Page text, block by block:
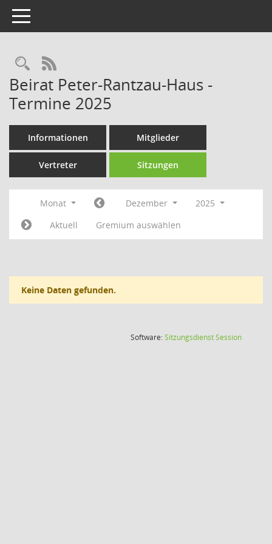
Toggle navigation
Rechercheauswahl
RSS-Feed
Beirat Peter-Rantzau-Haus -
Termine 2025
Informationen Mitglieder
Vertreter Sitzungen
Monat Dezember
2025
Aktuell
Gremium auswählen
Keine Daten gefunden.
Software:SitzungsdienstSession(Wird in